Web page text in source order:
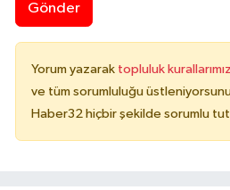
Gönder
Yorum yazarak topluluk
ve tüm sorumluluğu
Haber32 hiçbir şekilde sorumlu